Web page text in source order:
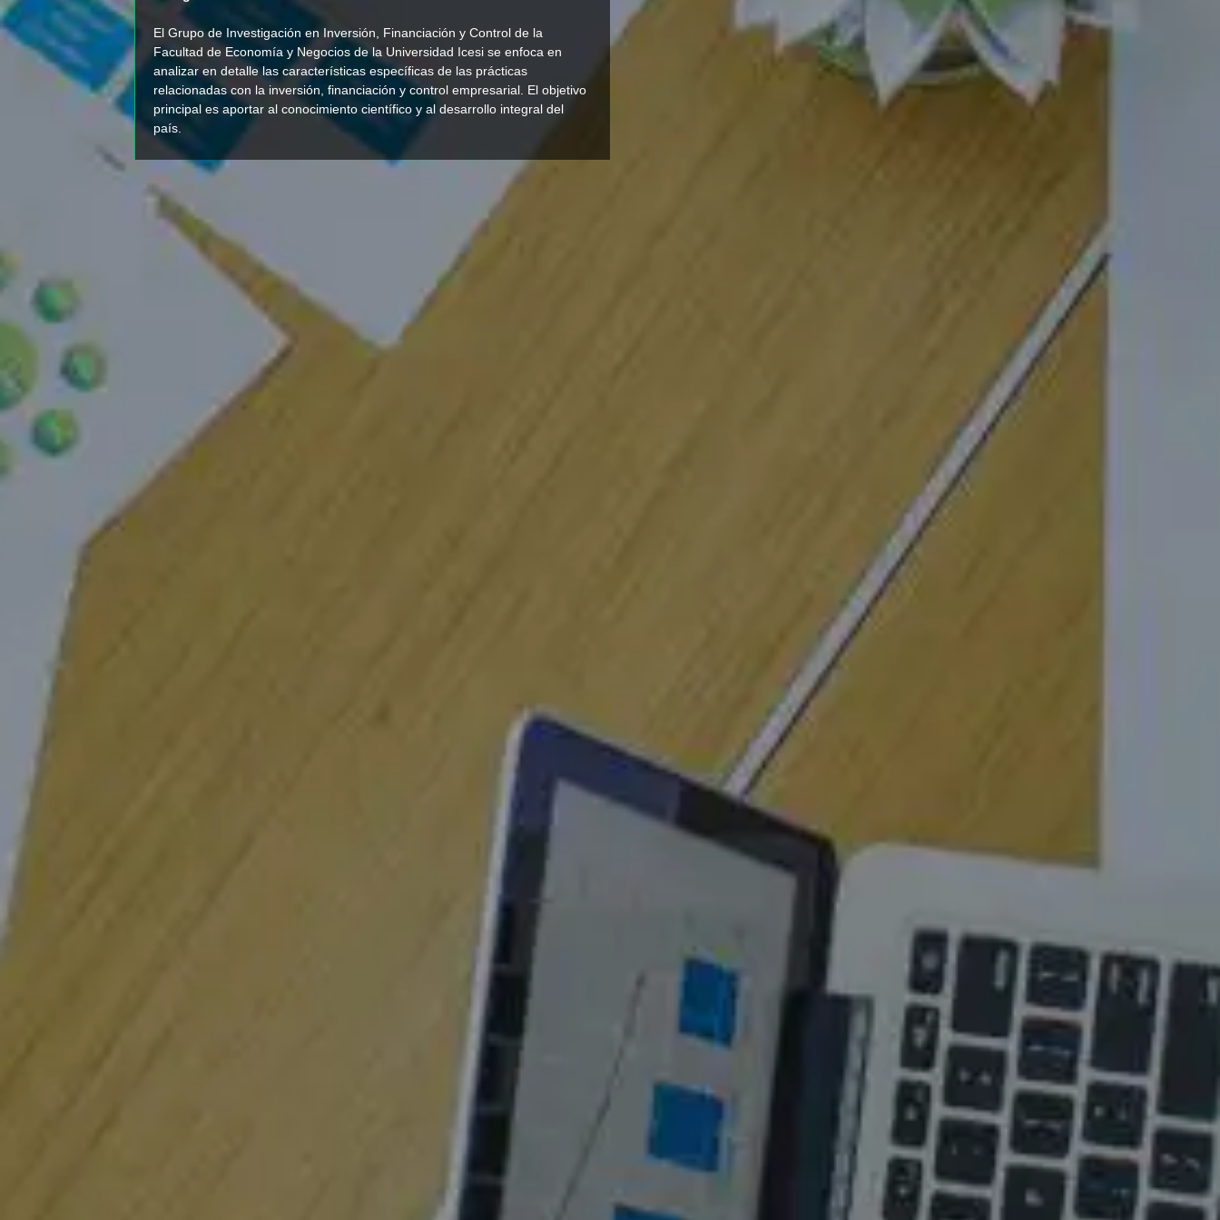
El Grupo de Investigación en Inversión, Financiación y Control de la
Facultad de Economía y Negocios de la Universidad Icesi se enfoca en
analizar en detalle las características específicas de las prácticas
relacionadas con la inversión, financiación y control empresarial. El objetivo
principal es aportar al conocimiento científico y al desarrollo integral del
país.